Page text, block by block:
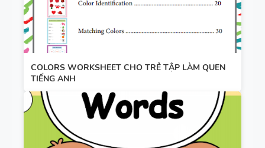
COLORS WORKSHEET CHO TRẺ TẬP LÀM QUEN
TIẾNG ANH